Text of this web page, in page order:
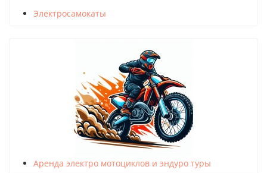
Электросамокаты
Аренда электро мотоциклов и эндуро туры